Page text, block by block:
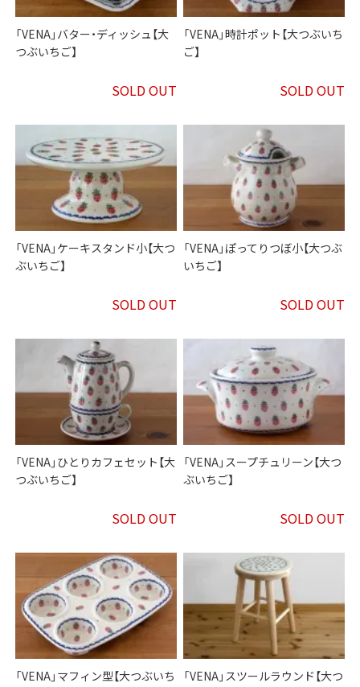
「VENA」バター・ディッシュ【大
つぶいちご】
SOLD OUT
「VENA」時計ポット【大つぶいち
ご】
SOLD OUT
「VENA」ケーキスタンド小【大つ
ぶいちご】
SOLD OUT
「VENA」ぽってりつぼ小【大つぶ
いちご】
SOLD OUT
「VENA」ひとりカフェセット【大
つぶいちご】
SOLD OUT
「VENA」スープチュリーン【大つ
ぶいちご】
SOLD OUT
「VENA」マフィン型【大つぶいち
「VENA」スツールラウンド【大つ